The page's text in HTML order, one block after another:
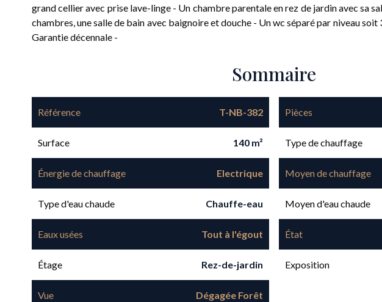
grand cellier avec prise lave-linge - Un chambre parentale en rez de jardin avec sa
chambres, une salle de bain avec baignoire et douche - Un wc séparé par niveau
Garantie décennale -
Sommaire
Référence T-NB-382 Pièces
Surface 140 m² Type de chauffage
Énergie de chauffage Electrique Moyen de chauffage
Type d'eau chaude Chauffe-eau Moyen d'eau chaude
Eaux usées Tout à l'égout État
Étage Rez-de-jardin Exposition
Vue Dégagée Forêt